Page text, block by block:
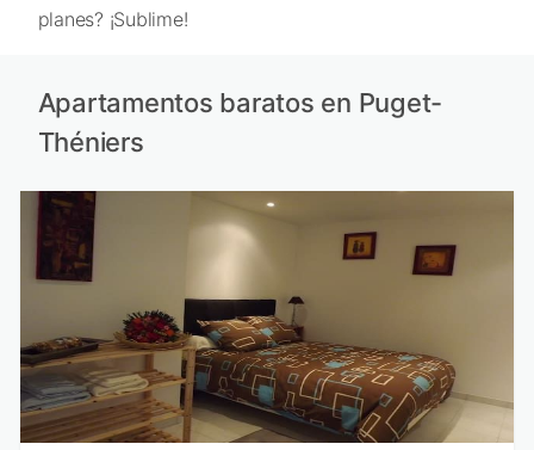
planes? ¡Sublime!
Apartamentos baratos en Puget-
Théniers